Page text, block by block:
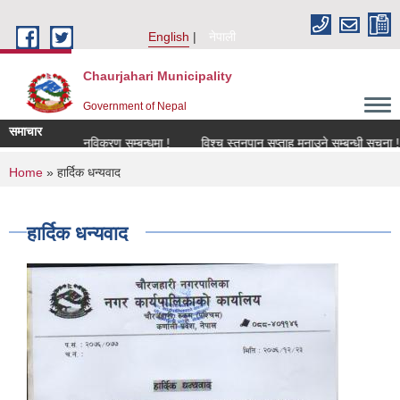
English
नेपाली
Chaurjahari Municipality
Government of Nepal
समाचार
नविकरण सम्बन्धमा ! विश्च स्तनपान सप्ताह मनाउने सम्बन्धी सूचना !
You are here
Home » हार्दिक धन्यवाद
हार्दिक धन्यवाद